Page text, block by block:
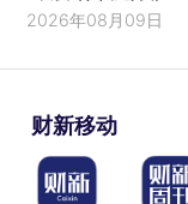
2026年08月09日
财新移动